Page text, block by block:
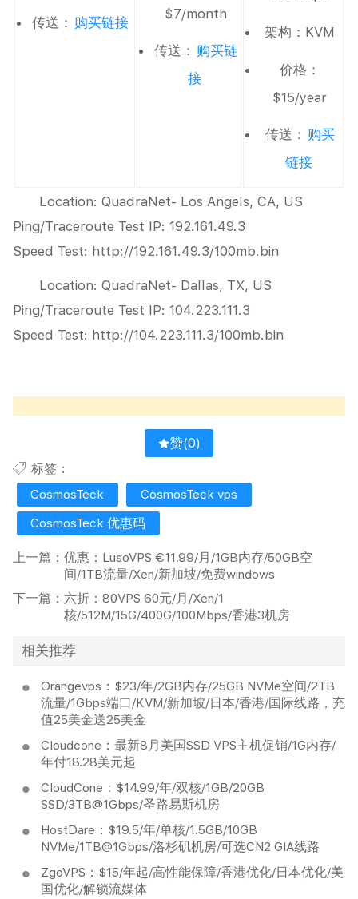
传送： 购买链接
$7/month
传送： 购买链
接
架构：KVM
价格：
$15/year
传送： 购买
链接
Location: QuadraNet- Los Angels, CA, US
Ping/Traceroute Test IP: 192.161.49.3
Speed Test: http://192.161.49.3/100mb.bin
Location: QuadraNet- Dallas, TX, US
Ping/Traceroute Test IP: 104.223.111.3
Speed Test: http://104.223.111.3/100mb.bin
赞(0)
标签：
CosmosTeck
CosmosTeck vps
CosmosTeck 优惠码
上一篇： 优惠：LusoVPS €11.99/月/1GB内存/50GB空
间/1TB流量/Xen/新加坡/免费windows
下一篇： 六折：80VPS 60元/月/Xen/1
核/512M/15G/400G/100Mbps/香港3机房
相关推荐
Orangevps：$23/年/2GB内存/25GB NVMe空间/2TB
流量/1Gbps端口/KVM/新加坡/日本/香港/国际线路，充
值25美金送25美金
Cloudcone：最新8月美国SSD VPS主机促销/1G内存/
年付18.28美元起
CloudCone：$14.99/年/双核/1GB/20GB
SSD/3TB@1Gbps/圣路易斯机房
HostDare：$19.5/年/单核/1.5GB/10GB
NVMe/1TB@1Gbps/洛杉矶机房/可选CN2 GIA线路
ZgoVPS：$15/年起/高性能保障/香港优化/日本优化/美
国优化/解锁流媒体